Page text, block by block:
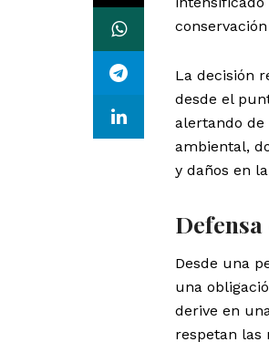
La decisión
desde el
alertando de
ambiental,
y daños en
Desde una
una
derive en
respetan las